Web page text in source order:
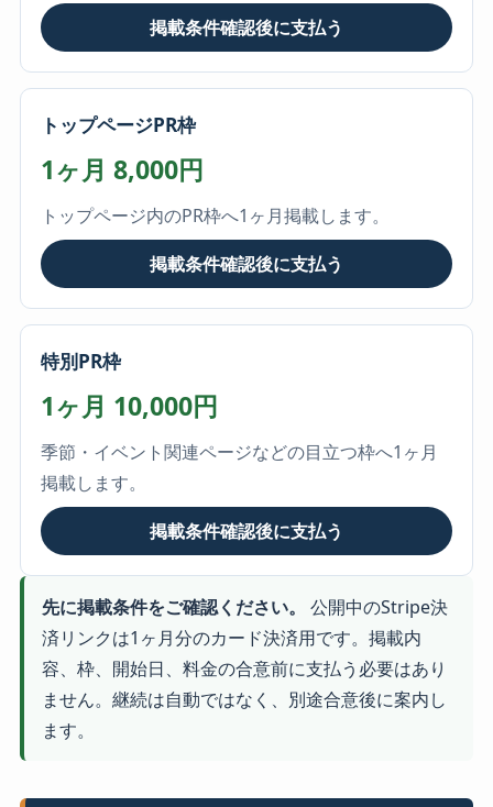
掲載条件確認後に支払う
トップページPR枠
1ヶ月 8,000円
トップページ内のPR枠へ1ヶ月掲載します。
掲載条件確認後に支払う
特別PR枠
1ヶ月 10,000円
季節・イベント関連ページなどの目立つ枠へ1ヶ月
掲載します。
掲載条件確認後に支払う
先に掲載条件をご確認ください。
公開中のStripe決
済リンクは1ヶ月分のカード決済用です。掲載内
容、枠、開始日、料金の合意前に支払う必要はあり
ません。継続は自動ではなく、別途合意後に案内し
ます。